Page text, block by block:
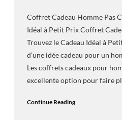
Coffret Cadeau Homme Pas
Idéal à Petit Prix Coffret
Trouvez le Cadeau Idéal à
d’une idée cadeau pour un
Les coffrets cadeaux pour
excellente option pour faire
Continue Reading